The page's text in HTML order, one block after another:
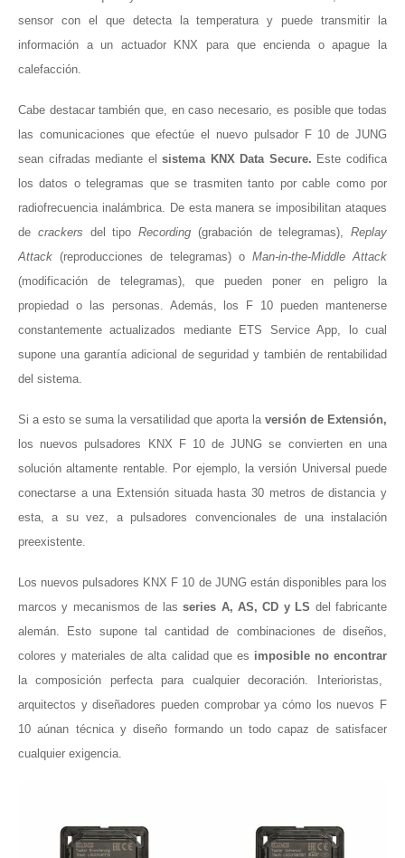
sensor con el que detecta la temperatura y puede transmitir la
información a un actuador KNX para que encienda o apague la
calefacción.
Cabe destacar también que, en caso necesario, es posible que todas
las comunicaciones que efectúe el nuevo pulsador F 10 de JUNG
sean cifradas mediante elsistema KNX Data Secure. Este codifica
los datos o telegramas que se trasmiten tanto por cable como por
radiofrecuencia inalámbrica. De esta manera se imposibilitan ataques
de crackers del tipo Recording (grabación de telegramas), Replay
Attack (reproducciones de telegramas) o Man-in-the-Middle Attack
(modificación de telegramas), que pueden poner en peligro la
propiedad o las personas. Además, los F 10 pueden mantenerse
constantemente actualizados mediante ETS Service App, lo cual
supone una garantía adicional de seguridad y también de rentabilidad
del sistema.
Si a esto se suma la versatilidad que aporta la versión de Extensión,
los nuevos pulsadores KNX F 10 de JUNG se convierten en una
solución altamente rentable. Por ejemplo, la versión Universal puede
conectarse a una Extensión situada hasta 30 metros de distancia y
esta, a su vez, a pulsadores convencionales de una instalación
preexistente.
Los nuevos pulsadores KNX F 10 de JUNG están disponibles para los
marcos y mecanismos de lasseries A, AS, CD y LS del fabricante
alemán. Esto supone tal cantidad de combinaciones de diseños,
colores y materiales de alta calidad que es imposible no encontrar
la composición perfecta para cualquier decoración. Interioristas,
arquitectos y diseñadores pueden comprobar ya cómo los nuevos F
10 aúnan técnica y diseño formando un todo capaz de satisfacer
cualquier exigencia.